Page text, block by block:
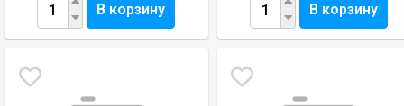
В корзину В корзину